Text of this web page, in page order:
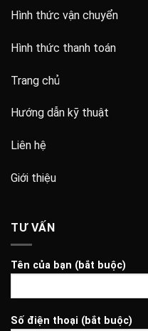
Hình thức vận chuyển
Hình thức thanh toán
Trang chủ
Hướng dẫn kỹ thuật
Liên hệ
Giới thiệu
TƯ VẤN
Tên của bạn (bắt buộc)
Số điện thoại (bắt buộc)